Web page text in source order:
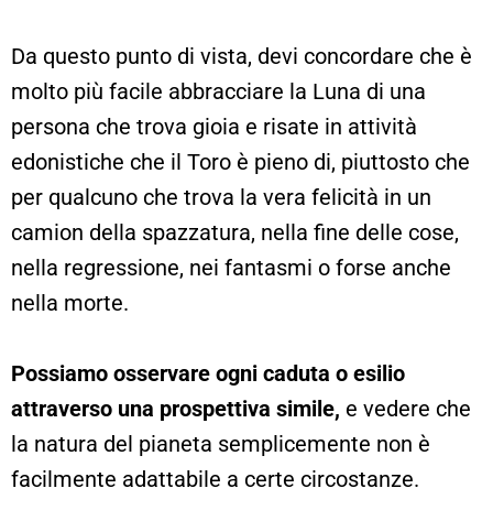
Da questo punto di vista, devi concordare che è
molto più facile abbracciare la Luna di una
persona che trova gioia e risate in attività
edonistiche che il Toro è pieno di, piuttosto che
per qualcuno che trova la vera felicità in un
camion della spazzatura, nella fine delle cose,
nella regressione, nei fantasmi o forse anche
nella morte.
Possiamo osservare ogni caduta o esilio
attraverso una prospettiva simile, e vedere che
la natura del pianeta semplicemente non è
facilmente adattabile a certe circostanze.